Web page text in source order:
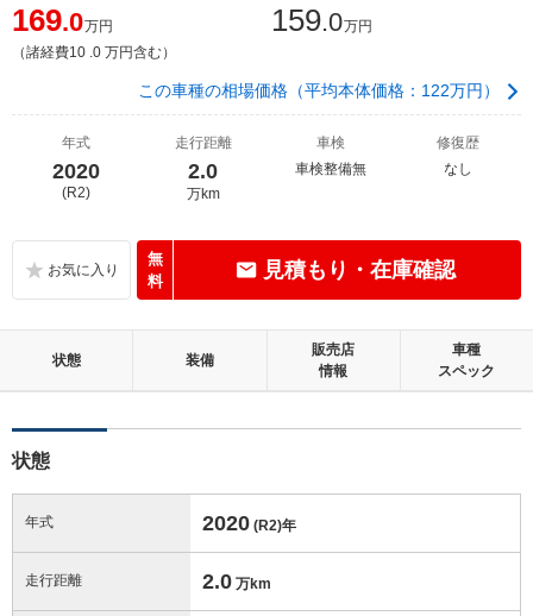
169.0万円
（諸経費10 .0 万円含む）
159.0万円
この車種の相場価格（平均本体価格：122万円）
年式
2020
(R2)
走行距離
2.0
万km
車検
車検整備無
修復歴
なし
無
料
見積もり・在庫確認
状態 装備
販売店
情報
車種
スペック
状態
年式 2020 (R2)年
走行距離 2.0 万km